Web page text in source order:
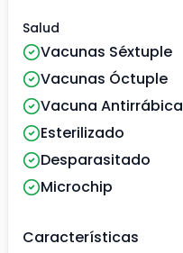
Salud
Vacunas Séxtuple
Vacunas Óctuple
Vacuna Antirrábica
Esterilizado
Desparasitado
Microchip
Características